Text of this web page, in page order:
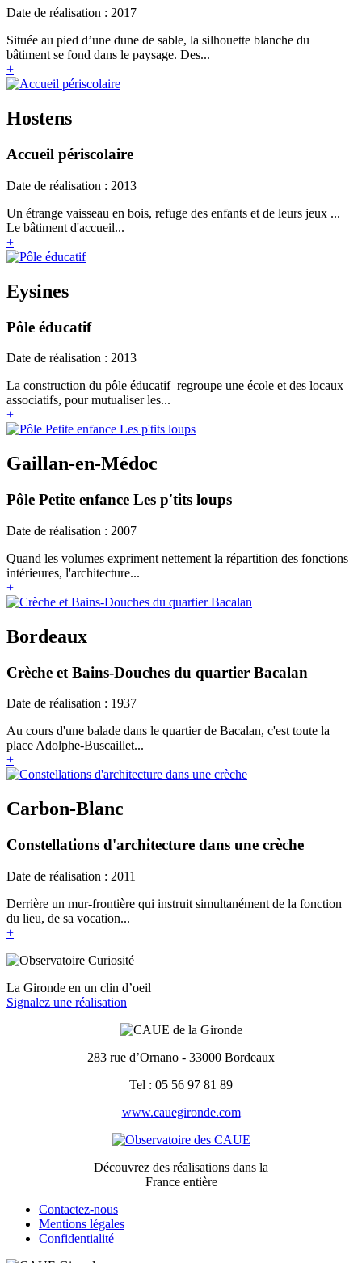
Date de réalisation : 2017
Située au pied d’une dune de sable, la silhouette blanche du
bâtiment se fond dans le paysage. Des...
+
Hostens
Accueil périscolaire
Date de réalisation : 2013
Un étrange vaisseau en bois, refuge des enfants et de leurs jeux ...
Le bâtiment d'accueil...
+
Eysines
Pôle éducatif
Date de réalisation : 2013
La construction du pôle éducatif regroupe une école et des locaux
associatifs, pour mutualiser les...
+
Gaillan-en-Médoc
Pôle Petite enfance Les p'tits loups
Date de réalisation : 2007
Quand les volumes expriment nettement la répartition des fonctions
intérieures, l'architecture...
+
Bordeaux
Crèche et Bains-Douches du quartier Bacalan
Date de réalisation : 1937
Au cours d'une balade dans le quartier de Bacalan, c'est toute la
place Adolphe-Buscaillet...
+
Carbon-Blanc
Constellations d'architecture dans une crèche
Date de réalisation : 2011
Derrière un mur-frontière qui instruit simultanément de la fonction
du lieu, de sa vocation...
+
La Gironde en un clin d’oeil
Signalez une réalisation
283 rue d’Ornano - 33000 Bordeaux
Tel : 05 56 97 81 89
www.cauegironde.com
Découvrez des réalisations dans la
France entière
Contactez-nous
Mentions légales
Confidentialité